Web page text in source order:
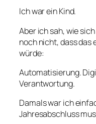
Ich war ein Kind.
Aber ich sah, wie
noch nicht, dass das
würde:
Automatisierung.
Verantwortung.
Damals war ich
Jahresabschluss